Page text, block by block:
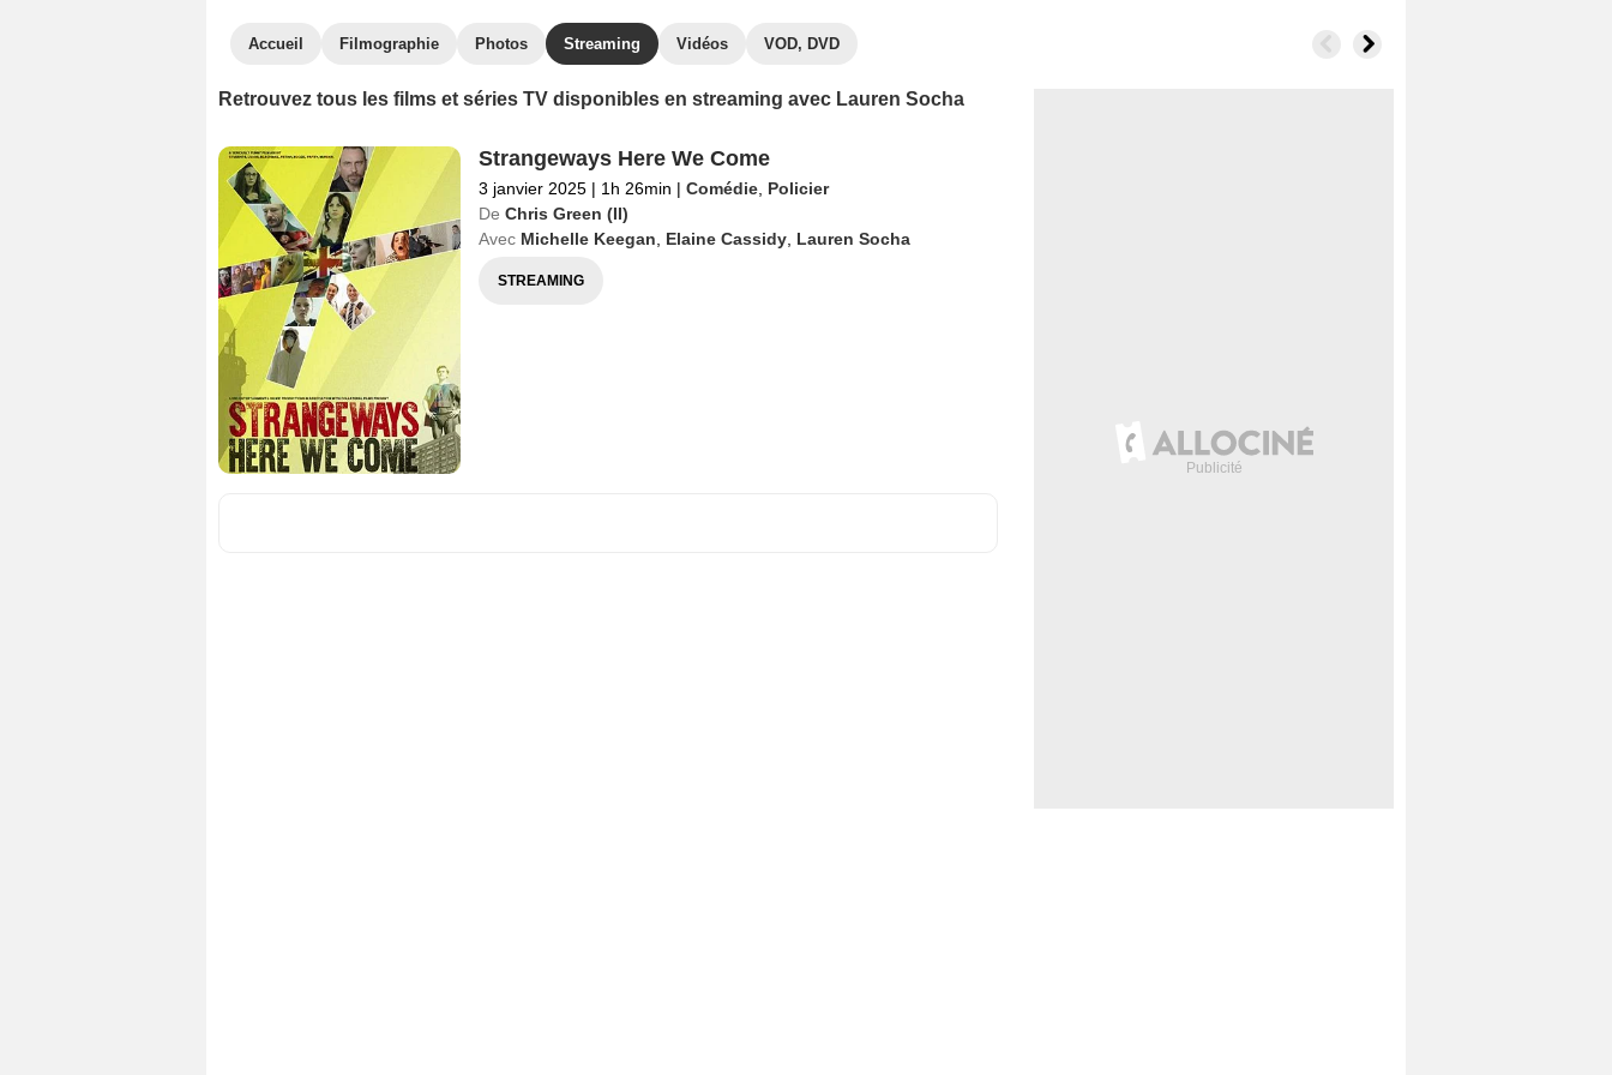
Accueil Filmographie Photos Streaming Vidéos VOD, DVD
Retrouvez tous les films et séries TV disponibles en streaming avec Lauren Socha
Strangeways Here We Come
3 janvier 2025 | 1h 26min | Comédie, Policier
De Chris Green (II)
Avec Michelle Keegan Elaine Cassidy, Lauren Socha
STREAMING